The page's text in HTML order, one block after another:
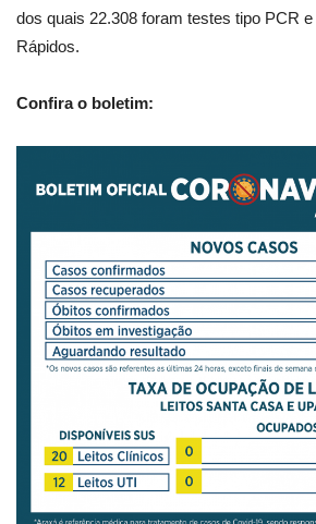
dos quais 22.308 foram testes tipo PCR e
Rápidos.
Confira o boletim: